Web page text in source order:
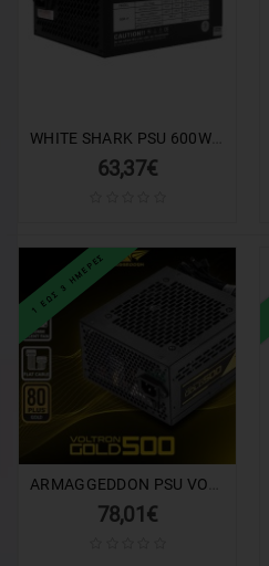
63,37€
1 ΕΩΣ 3 ΗΜΕΡΕΣ
78,01€